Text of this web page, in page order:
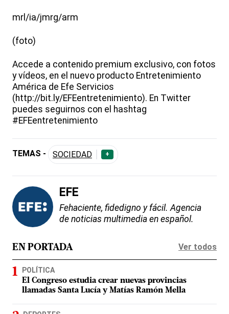
mrl/ia/jmrg/arm
(foto)
Accede a contenido premium exclusivo, con fotos
y vídeos, en el nuevo producto Entretenimiento
América de Efe Servicios
(http://bit.ly/EFEentretenimiento). En Twitter
puedes seguirnos con el hashtag
#EFEentretenimiento
TEMAS - SOCIEDAD +
EFE
Fehaciente, fidedigno y fácil. Agencia
de noticias multimedia en español.
EN PORTADA Ver todos
POLÍTICA
El Congreso estudia crear nuevas provincias
llamadas Santa Lucía y Matías Ramón Mella